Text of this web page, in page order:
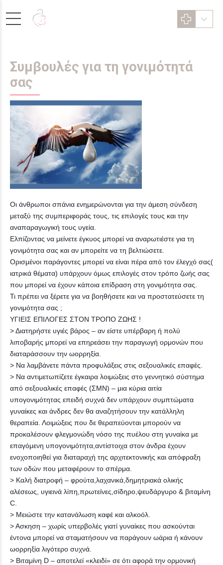
Συμβουλές για τη γονιμότητά
σας
Οι άνθρωποι σπάνια ενημερώνονται για την άμεση σύνδεση
μεταξύ της συμπεριφοράς τους, τις επιλογές τους και την
αναπαραγωγική τους υγεία.
Ελπίζοντας να μείνετε έγκυος μπορεί να αναρωτιέστε για τη
γονιμότητα σας και αν μπορείτε να τη βελτιώσετε.
Ορισμένοι παράγοντες μπορεί να είναι πέρα από τον έλεγχό σας(
ιατρικά θέματα) υπάρχουν όμως επιλογές στον τρόπο ζωής σας
που μπορεί να έχουν κάποια επίδραση στη γονιμότητα σας.
Τι πρέπει να ξέρετε για να βοηθήσετε και να προστατεύσετε τη
γονιμότητα σας ;
ΥΓΙΕΙΣ ΕΠΙΛΟΓΕΣ ΣΤΟΝ ΤΡΟΠΟ ΖΩΗΣ !
> Διατηρήστε υγιές βάρος – αν είστε υπέρβαρη ή πολύ
λιποβαρής μπορεί να επηρεάσει την παραγωγή ορμονών που
διαταράσσουν την ωορρηξία.
> Να λαμβάνετε πάντα προφυλάξεις στις σεξουαλικές επαφές.
> Να αντιμετωπίζετε έγκαιρα λοιμώξεις στο γεννητικό σύστημα
από σεξουαλικές επαφές (ΣΜΝ) – μια κύρια αιτία
υπογονιμότητας επειδή συχνά δεν υπάρχουν συμπτώματα
γυναίκες και άνδρες δεν θα αναζητήσουν την κατάλληλη
θεραπεία. Λοιμώξεις που δε θεραπεύονται μπορούν να
προκαλέσουν φλεγμονώδη νόσο της πυέλου στη γυναίκα με
επαγόμενη υπογονιμότητα,αντίστοιχα στον άνδρα έχουν
ενοχοποιηθεί για διαταραχή της αρχιτεκτονικής και απόφραξη
των οδών που μεταφέρουν το σπέρμα.
> Καλή διατροφή – φρούτα,λαχανικά,δημητριακά ολικής
αλέσεως, υγιεινά λίπη,πρωτείνες,σίδηρο,ψευδάργυρο & βιταμίνη
C.
> Μειώστε την κατανάλωση καφέ και αλκοόλ.
> Ασκηση – χωρίς υπερβολές γιατί γυναίκες που ασκούνται
έντονα μπορεί να σταματήσουν να παράγουν ωάρια ή κάνουν
ωορρηξία λιγότερο συχνά.
> Βιταμίνη D – αποτελεί «κλειδί» σε ότι αφορά την ορμονική